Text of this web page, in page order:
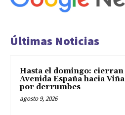
Últimas Noticias
Hasta el domingo: cierran
Avenida España hacia Viña
por derrumbes
agosto 9, 2026